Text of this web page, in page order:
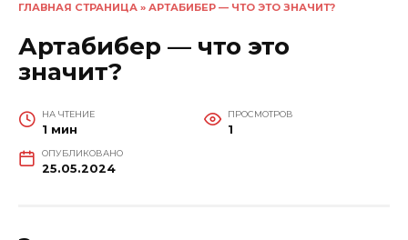
ГЛАВНАЯ СТРАНИЦА » АРТАБИБЕР — ЧТО ЭТО ЗНАЧИТ?
Артабибер — что это
значит?
НА ЧТЕНИЕ
1 мин
ПРОСМОТРОВ
1
ОПУБЛИКОВАНО
25.05.2024